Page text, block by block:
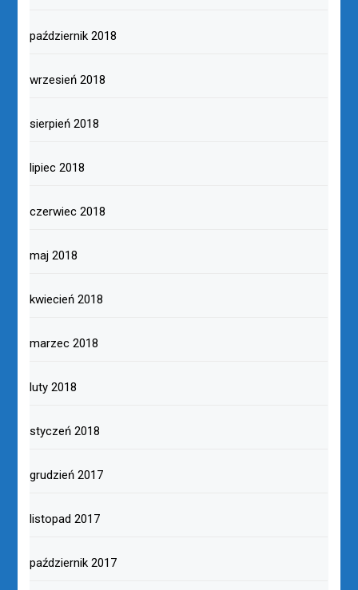
październik 2018
wrzesień 2018
sierpień 2018
lipiec 2018
czerwiec 2018
maj 2018
kwiecień 2018
marzec 2018
luty 2018
styczeń 2018
grudzień 2017
listopad 2017
październik 2017